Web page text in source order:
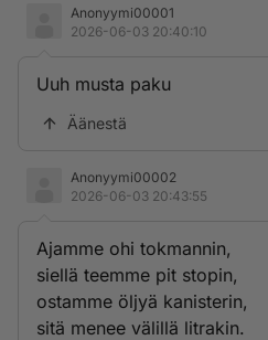
Anonyymi00001
2026-06-03 20:40:10
Uuh musta paku
Äänestä
Anonyymi00002
2026-06-03 20:43:55
Ajamme ohi tokmannin,
siellä teemme pit stopin,
ostamme öljyä kanisterin,
sitä menee välillä litrakin.